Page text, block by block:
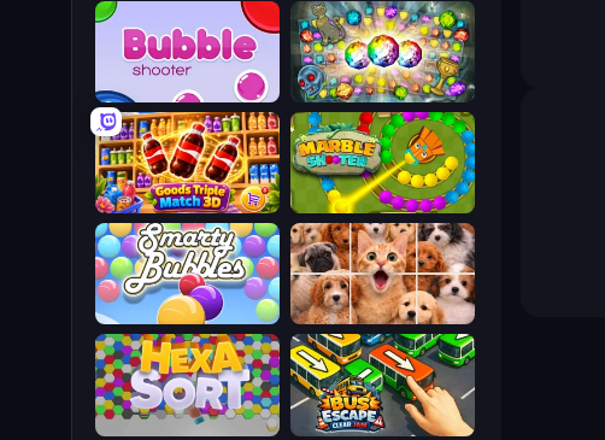
Forgotten Treasure 2
Bubble Shooter
Marble Shooter
Goods Triple Match 3D
Jigpic Solitaire
Smarty Bubbles
Bus Escape: Clear Jam
Hexa Sort